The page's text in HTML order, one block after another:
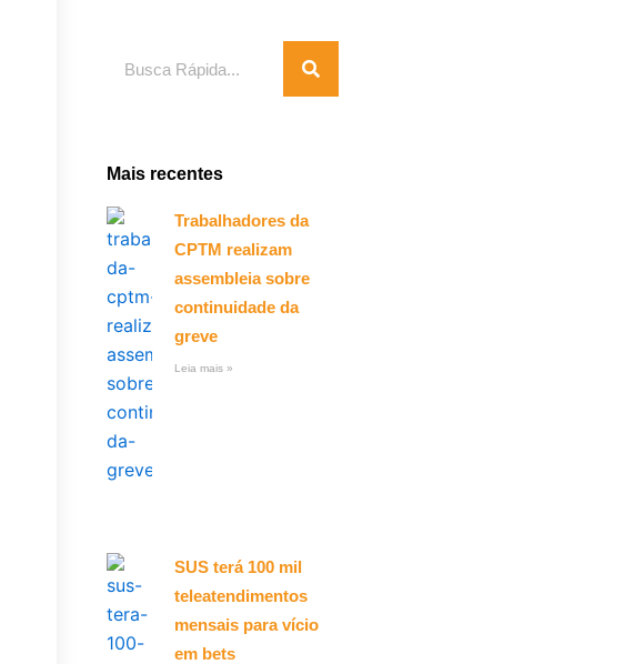
Mais recentes
Trabalhadores da
CPTM realizam
assembleia sobre
continuidade da
greve
Leia mais »
SUS terá 100 mil
teleatendimentos
mensais para vício
em bets